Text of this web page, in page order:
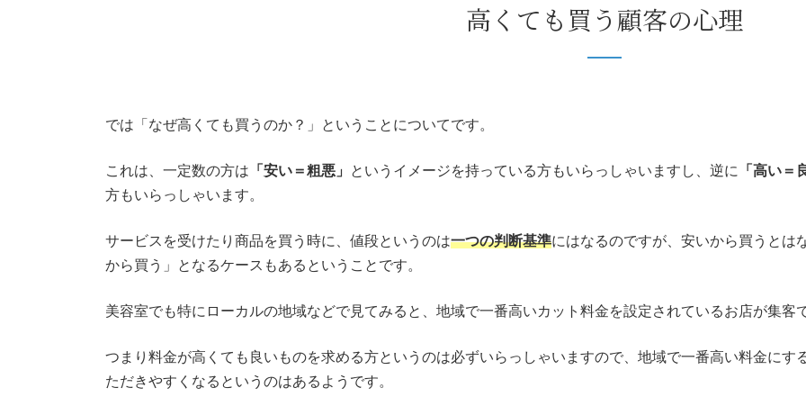
高くても買う顧客の心理
では「なぜ高くても買うのか？」ということについてです。
これは、一定数の方は 「安い＝粗悪」 というイメージを持っている方もいらっしゃいますし、逆に 「高い＝
方もいらっしゃいます。
サービスを受けたり商品を買う時に、値段というのは一つの判断基準にはなるのですが、安いから買うとは
から買う」となるケースもあるということです。
美容室でも特にローカルの地域などで見てみると、地域で一番高いカット料金を設定されているお店が集客
つまり料金が高くても良いものを求める方というのは必ずいらっしゃいますので、地域で一番高い料金にす
ただきやすくなるというのはあるようです。